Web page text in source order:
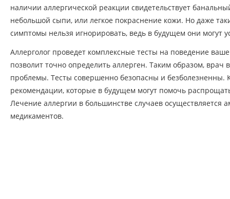
наличии аллергической реакции свидетельствует
небольшой сыпи, или легкое покраснение кожи. Но даже
симптомы нельзя игнорировать, ведь в будущем они могут
Аллерголог проведет комплексные тесты на поведение
позволит точно определить аллерген. Таким образом, врач
проблемы. Тесты совершенно безопасны и безболезненны.
рекомендации, которые в будущем могут помочь
Лечение аллергии в большинстве случаев осуществляется
медикаментов.